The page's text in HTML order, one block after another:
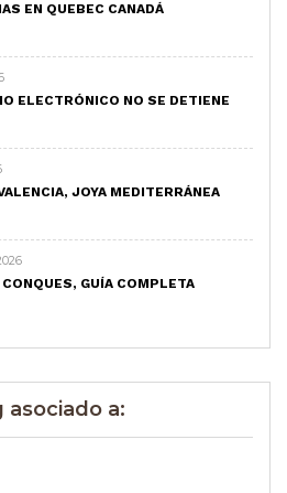
EN QUEBEC CANADÁ
ELECTRÓNICO NO SE DETIENE
JOYA MEDITERRÁNEA
CONQUES, GUÍA COMPLETA
asociado a: